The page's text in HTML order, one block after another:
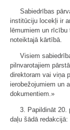
Sabiedrības
institūciju locekļi ir
lēmumiem un
noteiktajā kārtībā.
Visiem
pilnvarotajiem
direktoram vai viņa
ierobežojumiem un
dokumentiem.»
3. Papildināt 20.
daļu šādā redakcijā: